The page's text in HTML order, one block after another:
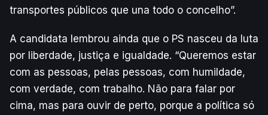
transportes públicos que una todo o concelho”.
A candidata lembrou ainda que o PS nasceu da luta
por liberdade, justiça e igualdade. “Queremos estar
com as pessoas, pelas pessoas, com humildade,
com verdade, com trabalho. Não para falar por
cima, mas para ouvir de perto, porque a política só